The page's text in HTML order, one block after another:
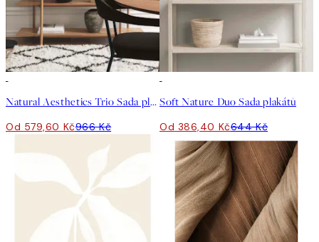
Natural Aesthetics Trio Sada plakátů
Od 579,60 Kč966 Kč
Soft Nature Duo Sada plakátů
Od 386,40 Kč644 Kč